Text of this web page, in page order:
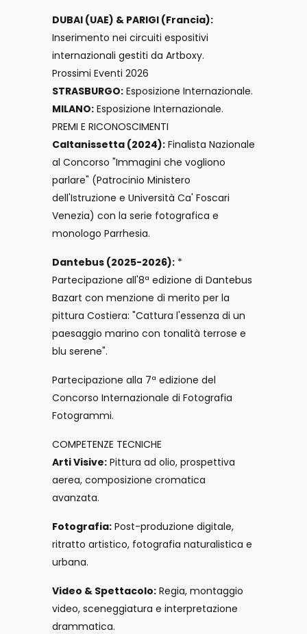
DUBAI (UAE) & PARIGI (Francia):
Inserimento nei circuiti espositivi
internazionali gestiti da Artboxy.
Prossimi Eventi 2026
STRASBURGO: Esposizione Internazionale.
MILANO: Esposizione Internazionale.
PREMI E RICONOSCIMENTI
Caltanissetta (2024): Finalista Nazionale
al Concorso "Immagini che vogliono
parlare" (Patrocinio Ministero
dell'Istruzione e Università Ca' Foscari
Venezia) con la serie fotografica e
monologo Parrhesia.
Dantebus (2025-2026): *
Partecipazione all'8ª edizione di Dantebus
Bazart con menzione di merito per la
pittura Costiera: "Cattura l'essenza di un
paesaggio marino con tonalità terrose e
blu serene".
Partecipazione alla 7ª edizione del
Concorso Internazionale di Fotografia
Fotogrammi.
COMPETENZE TECNICHE
Arti Visive: Pittura ad olio, prospettiva
aerea, composizione cromatica
avanzata.
Fotografia: Post-produzione digitale,
ritratto artistico, fotografia naturalistica e
urbana.
Video & Spettacolo: Regia, montaggio
video, sceneggiatura e interpretazione
drammatica.